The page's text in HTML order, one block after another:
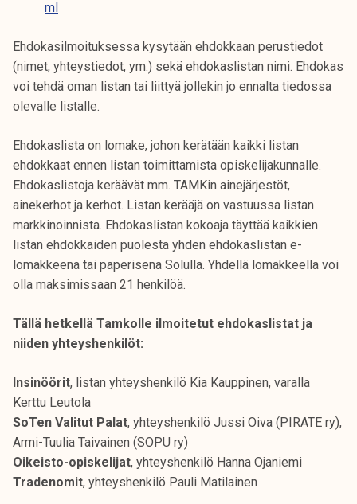
e
a
k
o
l
u
n
o
p
i
s
k
i
a
k
u
n
t
a
ml
Ehdokasilmoituksessa kysytään ehdokkaan perustiedot
(nimet, yhteystiedot, ym.) sekä ehdokaslistan nimi. Ehdokas
voi tehdä oman listan tai liittyä jollekin jo ennalta tiedossa
olevalle listalle.
Ehdokaslista on lomake, johon kerätään kaikki listan
ehdokkaat ennen listan toimittamista opiskelijakunnalle.
Ehdokaslistoja keräävät mm. TAMKin ainejärjestöt,
ainekerhot ja kerhot. Listan kerääjä on vastuussa listan
markkinoinnista. Ehdokaslistan kokoaja täyttää kaikkien
listan ehdokkaiden puolesta yhden ehdokaslistan e-
lomakkeena tai paperisena Solulla. Yhdellä lomakkeella voi
olla maksimissaan 21 henkilöä.
Tällä hetkellä Tamkolle ilmoitetut ehdokaslistat ja
niiden yhteyshenkilöt:
Insinöörit, listan yhteyshenkilö Kia Kauppinen, varalla
Kerttu Leutola
SoTen Valitut Palat, yhteyshenkilö Jussi Oiva (PIRATE ry),
Armi-Tuulia Taivainen (SOPU ry)
Oikeisto-opiskelijat, yhteyshenkilö Hanna Ojaniemi
Tradenomit, yhteyshenkilö Pauli Matilainen